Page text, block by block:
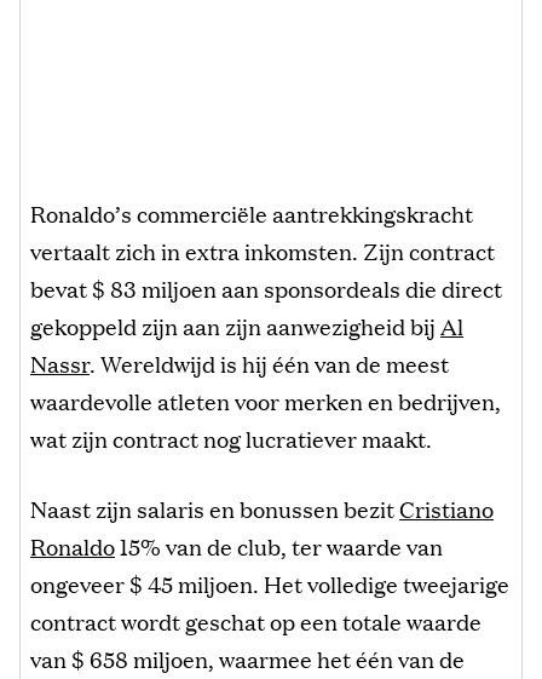
Ronaldo’s commerciële aantrekkingskracht
vertaalt zich in extra inkomsten. Zijn contract
bevat $ 83 miljoen aan sponsordeals die direct
gekoppeld zijn aan zijn aanwezigheid bijAl
Nassr. Wereldwijd is hij één van de meest
waardevolle atleten voor merken en bedrijven,
wat zijn contract nog lucratiever maakt.
Naast zijn salaris en bonussen bezitCristiano
Ronaldo15% van de club, ter waarde van
ongeveer $ 45 miljoen. Het volledige tweejarige
contract wordt geschat op een totale waarde
van $ 658 miljoen, waarmee het één van de